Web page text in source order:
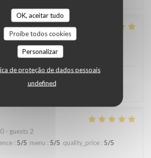
OK, aceitar tudo
Proíbe todos cookies
Personalizar
de proteção de dados pessoais
undefined
- guests 2
/5 menu:5/5
- guests 2
: 5/5 menu : 5/5 quality_price : 5/5